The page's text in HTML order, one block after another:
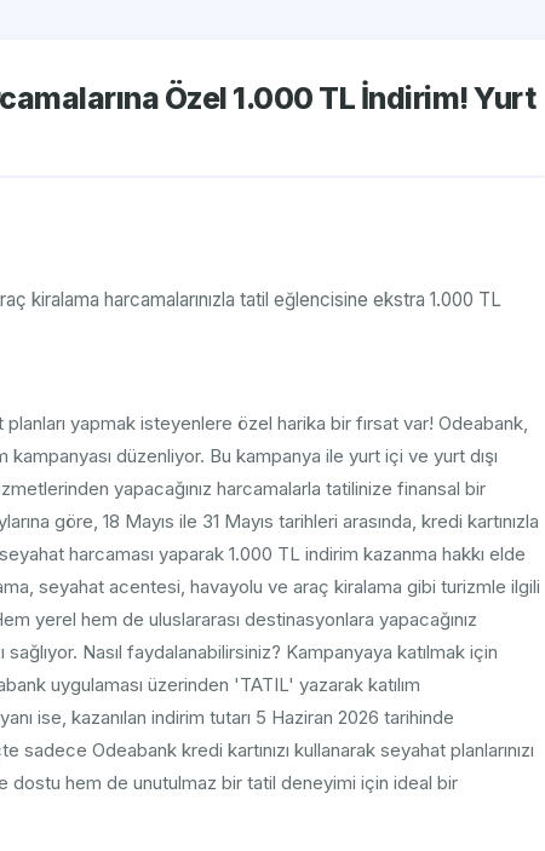
Özel 1.000 TL İndirim! Yurt
kiralama harcamalarınızla tatil eğlencisine ekstra 1.000 TL
yapmak isteyenlere özel harika bir fırsat var! Odeabank,
kampanyası düzenliyor. Bu kampanya ile yurt içi ve yurt dışı
yapacağınız harcamalarla tatilinize finansal bir
göre, 18 Mayıs ile 31 Mayıs tarihleri arasında, kredi kartınızla
harcaması yaparak 1.000 TL indirim kazanma hakkı elde
seyahat acentesi, havayolu ve araç kiralama gibi turizmle ilgili
yerel hem de uluslararası destinasyonlara yapacağınız
sağlıyor. Nasıl faydalanabilirsiniz? Kampanyaya katılmak için
uygulaması üzerinden 'TATIL' yazarak katılım
ise, kazanılan indirim tutarı 5 Haziran 2026 tarihinde
sadece Odeabank kredi kartınızı kullanarak seyahat planlarınızı
dostu hem de unutulmaz bir tatil deneyimi için ideal bir